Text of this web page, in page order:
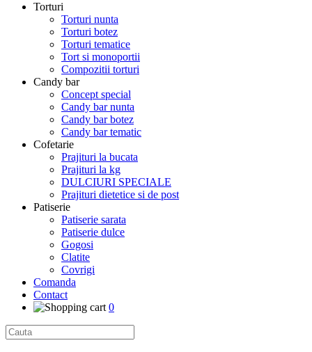
Torturi
Torturi nunta
Torturi botez
Torturi tematice
Tort si monoportii
Compozitii torturi
Candy bar
Concept special
Candy bar nunta
Candy bar botez
Candy bar tematic
Cofetarie
Prajituri la bucata
Prajituri la kg
DULCIURI SPECIALE
Prajituri dietetice si de post
Patiserie
Patiserie sarata
Patiserie dulce
Gogosi
Clatite
Covrigi
Comanda
Contact
0